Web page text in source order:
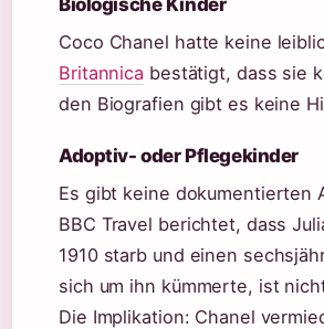
Biologische Kinder
Coco Chanel hatte keine
Britannica bestätigt, dass sie
den Biografien gibt es keine
Adoptiv- oder Pflegekinder
Es gibt keine dokumentierten
BBC Travel berichtet, dass
1910 starb und einen
sich um ihn kümmerte, ist
Die Implikation: Chanel